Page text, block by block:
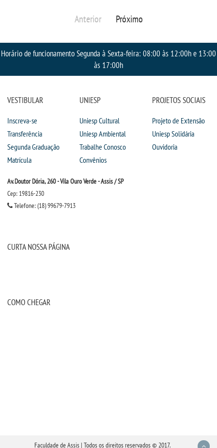
RELATOS
PORTAL DE ALUNOS
PORTAL DE PROFESSORES/ACADÊMICO
UNIESP
IMPRENSA
OUVIDORIA
Anterior Próximo
Horário de funcionamento Segunda à Sexta-feira: 08:00 às 12:00h e 13:00
às 17:00h
VESTIBULAR
Inscreva-se
Transferência
Segunda Graduação
Matrícula
UNIESP
Uniesp Cultural
Uniesp Ambiental
Trabalhe Conosco
Convênios
PROJETOS SOCIAIS
Projeto de Extensão
Uniesp Solidária
Ouvidoria
Av. Doutor Dória, 260 - Vila Ouro Verde - Assis / SP
Cep: 19816-230
Telefone: (18) 99679-7913
CURTA NOSSA PÁGINA
COMO CHEGAR
Faculdade de Assis | Todos os direitos reservados © 2017.